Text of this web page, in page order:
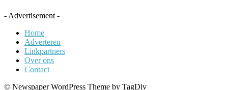
- Advertisement -
Home
Adverteren
Linkpartners
Over ons
Contact
© Newspaper WordPress Theme by TagDiv